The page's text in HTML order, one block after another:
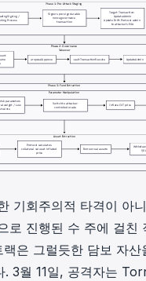
기회주의적 타격이 아
로 진행된 수 주에 걸친
은 그럴듯한 담보 자산
. 3월 11일, 공격자는